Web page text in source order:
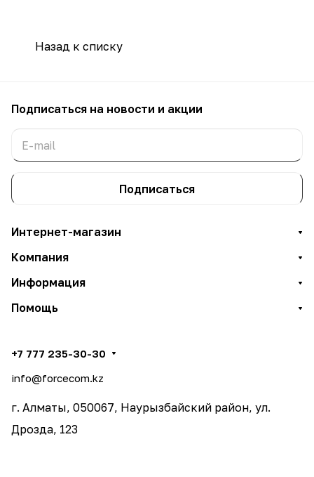
Назад к списку
Подписаться на новости и акции
Подписаться
Интернет-магазин
Компания
Информация
Помощь
+7 777 235-30-30
info@forcecom.kz
г. Алматы, 050067, Наурызбайский район, ул.
Дрозда, 123